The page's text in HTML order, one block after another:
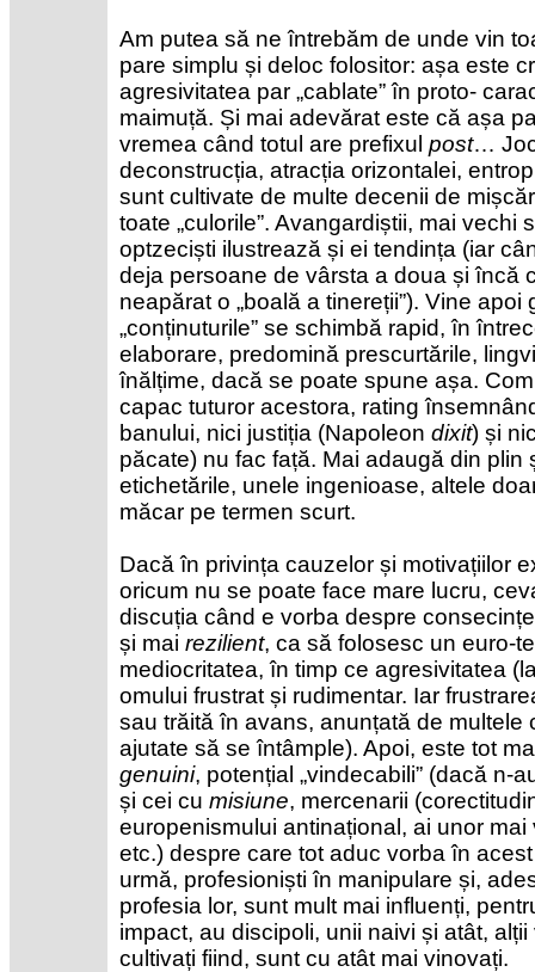
Am putea să ne întrebăm de unde vin
pare simplu și deloc folositor: așa este
agresivitatea par „cablate” în proto-
maimuță. Și mai adevărat este că așa
vremea când totul are prefixul post…
deconstrucția, atracția orizontalei,
sunt cultivate de multe decenii de
toate „culorile”. Avangardiștii, mai vechi
optzeciști ilustrează și ei tendința (iar
deja persoane de vârsta a doua și încă
neapărat o „boală a tinereții”). Vine
„conținuturile” se schimbă rapid, în
elaborare, predomină prescurtările,
înălțime, dacă se poate spune așa.
capac tuturor acestora, rating
banului, nici justiția (Napoleon dixit) și
păcate) nu fac față. Mai adaugă din plin
etichetările, unele ingenioase, altele
măcar pe termen scurt.
Dacă în privința cauzelor și motivațiilor
oricum nu se poate face mare lucru,
discuția când e vorba despre
și mai rezilient, ca să folosesc un euro-
mediocritatea, în timp ce agresivitatea
omului frustrat și rudimentar. Iar
sau trăită în avans, anunțată de multele
ajutate să se întâmple). Apoi, este tot
genuini, potențial „vindecabili” (dacă n-
și cei cu misiune, mercenarii
europenismului antinațional, ai unor
etc.) despre care tot aduc vorba în
urmă, profesioniști în manipulare și,
profesia lor, sunt mult mai influenți,
impact, au discipoli, unii naivi și atât,
cultivați fiind, sunt cu atât mai vinovați.